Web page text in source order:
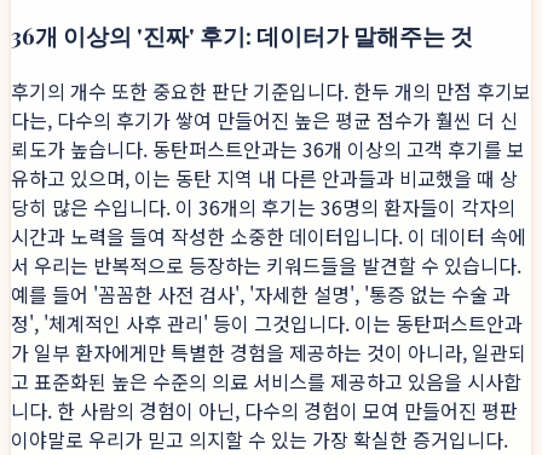
36개 이상의 '진짜' 후기: 데이터가 말해주는 것
후기의 개수 또한 중요한 판단 기준입니다. 한두 개의 만점 후기보
다는, 다수의 후기가 쌓여 만들어진 높은 평균 점수가 훨씬 더 신
뢰도가 높습니다. 동탄퍼스트안과는 36개 이상의 고객 후기를 보
유하고 있으며, 이는 동탄 지역 내 다른 안과들과 비교했을 때 상
당히 많은 수입니다. 이 36개의 후기는 36명의 환자들이 각자의
시간과 노력을 들여 작성한 소중한 데이터입니다. 이 데이터 속에
서 우리는 반복적으로 등장하는 키워드들을 발견할 수 있습니다.
예를 들어 '꼼꼼한 사전 검사', '자세한 설명', '통증 없는 수술 과
정', '체계적인 사후 관리' 등이 그것입니다. 이는 동탄퍼스트안과
가 일부 환자에게만 특별한 경험을 제공하는 것이 아니라, 일관되
고 표준화된 높은 수준의 의료 서비스를 제공하고 있음을 시사합
니다. 한 사람의 경험이 아닌, 다수의 경험이 모여 만들어진 평판
이야말로 우리가 믿고 의지할 수 있는 가장 확실한 증거입니다.